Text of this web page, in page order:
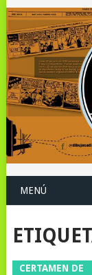
MENÚ
CERTAMEN DE